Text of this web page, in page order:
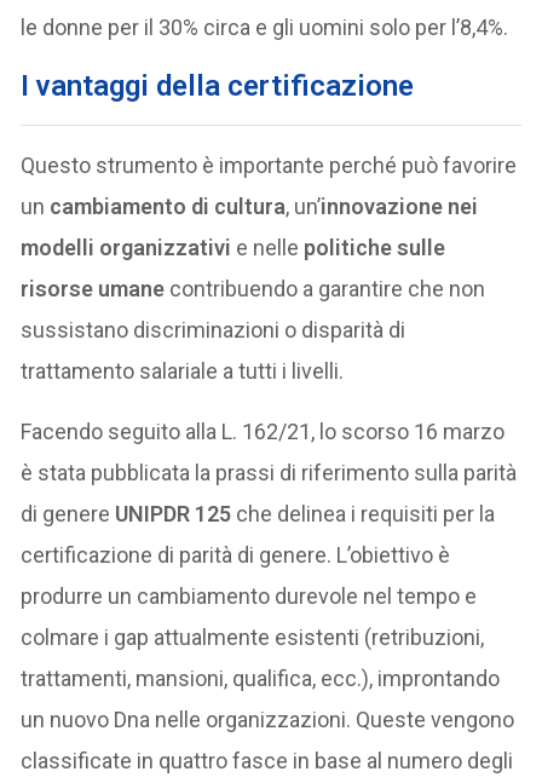
le donne per il 30% circa e gli uomini solo per l’8,4%.
I vantaggi della certificazione
Questo strumento è importante perché può favorire
un cambiamento di cultura, un’innovazione nei
modelli organizzativi e nelle politiche sulle
risorse umane contribuendo a garantire che non
sussistano discriminazioni o disparità di
trattamento salariale a tutti i livelli.
Facendo seguito alla L. 162/21, lo scorso 16 marzo
è stata pubblicata la prassi di riferimento sulla parità
di genere UNIPDR 125 che delinea i requisiti per la
certificazione di parità di genere. L’obiettivo è
produrre un cambiamento durevole nel tempo e
colmare i gap attualmente esistenti (retribuzioni,
trattamenti, mansioni, qualifica, ecc.), improntando
un nuovo Dna nelle organizzazioni. Queste vengono
classificate in quattro fasce in base al numero degli